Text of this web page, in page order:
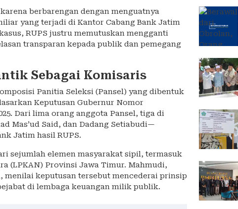
berbarengan dengan menguatnya
yang terjadi di Kantor Cabang Bank Jatim
RUPS justru memutuskan mengganti
transparan kepada publik dan pemegang
Sebagai Komisaris
Panitia Seleksi (Pansel) yang dibentuk
Keputusan Gubernur Nomor
Dari lima orang anggota Pansel, tiga di
Mas’ud Said, dan Dadang Setiabudi—
Jatim hasil RUPS.
sejumlah elemen masyarakat sipil, termasuk
(LPKAN) Provinsi Jawa Timur. Mahmudi,
menilai keputusan tersebut mencederai prinsip
di lembaga keuangan milik publik.